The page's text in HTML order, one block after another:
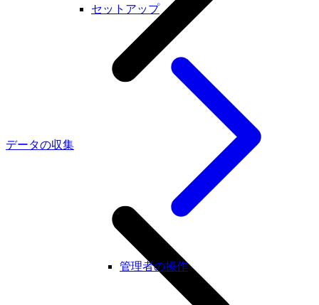
セットアップ
管理者の操作
データの収集